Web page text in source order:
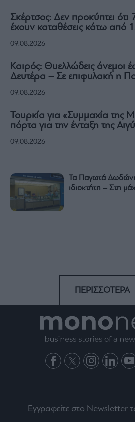
Σκέρτσος: Δεν προκύπτει ότι
έχουν καταθέσεις κάτω από
09.08.2026
Καιρός: Θυελλώδεις άνεμοι
Δευτέρα – Σε επιφυλακή η
09.08.2026
Τουρκία για «Συμμαχία της
πόρτα για την ένταξη της
09.08.2026
Τα Παγωτά
ιδιοκτήτη – Στη
ΠΕΡΙΣΣΟΤΕΡΑ
Εγγραφείτε στο Newsletter